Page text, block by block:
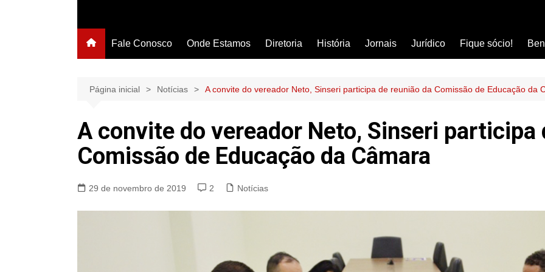
Fale Conosco Onde Estamos Diretoria História Jornais Jurídico Fique sócio!
Página inicial Notícias A convite do vereador Neto, Sinseri participa de reunião da Comissão de Educação da
A convite do vereador Neto, Sinseri participa
Comissão de Educação da Câmara
29 de novembro de 2019 2 Notícias